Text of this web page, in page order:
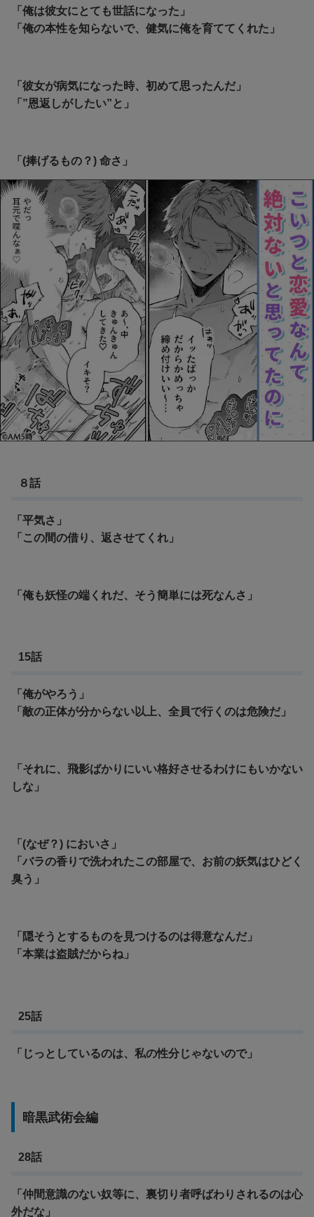
「俺は彼女にとても世話になった」
「俺の本性を知らないで、健気に俺を育ててくれた」
「彼女が病気になった時、初めて思ったんだ」
「”恩返しがしたい”と」
「(捧げるもの？) 命さ」
８話
「平気さ」
「この間の借り、返させてくれ」
「俺も妖怪の端くれだ、そう簡単には死なんさ」
15話
「俺がやろう」
「敵の正体が分からない以上、全員で行くのは危険だ」
「それに、飛影ばかりにいい格好させるわけにもいかない
しな」
「(なぜ？) においさ」
「バラの香りで洗われたこの部屋で、お前の妖気はひどく
臭う」
「隠そうとするものを見つけるのは得意なんだ」
「本業は盗賊だからね」
25話
「じっとしているのは、私の性分じゃないので」
暗黒武術会編
28話
「仲間意識のない奴等に、裏切り者呼ばわりされるのは心
外だな」